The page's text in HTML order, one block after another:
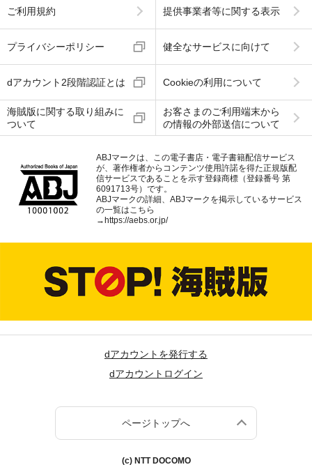
ご利用規約 提供事業者等に関する表示
プライバシーポリシー 健全なサービスに向けて
dアカウント2段階認証とは Cookieの利用について
海賊版に関する取り組みに
ついて
お客さまのご利用端末から
の情報の外部送信について
ABJマークは、この電子書店・電子書籍配信サービス
が、著作権者からコンテンツ使用許諾を得た正規版配
信サービスであることを示す登録商標（登録番号 第
6091713号）です。
ABJマークの詳細、ABJマークを掲示しているサービス
の一覧はこちら
→ https://aebs.or.jp/
dアカウントを発行する
dアカウントログイン
ページトップへ
(c) NTT DOCOMO